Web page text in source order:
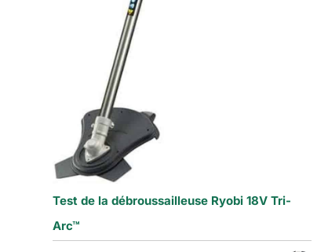
Test de la débroussailleuse Ryobi 18V Tri-
Arc™